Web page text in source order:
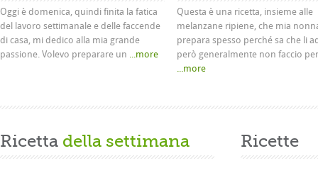
Oggi è domenica, quindi finita la fatica
del lavoro settimanale e delle faccende
di casa, mi dedico alla mia grande
passione. Volevo preparare un ...more
Questa è una ricetta, insieme alle
melanzane ripiene, che mia
prepara spesso perché sa che li
però generalmente non faccio
...more
Ricetta della settimana Ricette